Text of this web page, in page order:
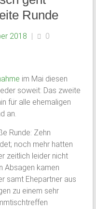
Runde
2018 |
0
im Mai diesen
soweit: Das zweite
für alle ehemaligen
an.
Runde: Zehn
noch mehr hatten
zeitlich leider nicht
Absagen kamen
samt Ehepartner aus
zu einem sehr